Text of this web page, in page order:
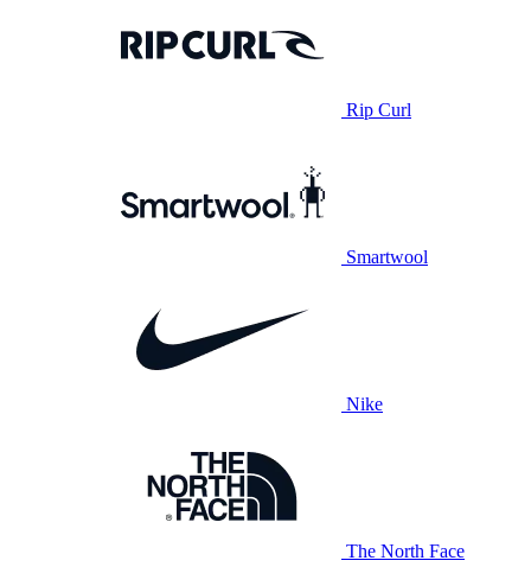
Rip Curl
Smartwool
Nike
The North Face